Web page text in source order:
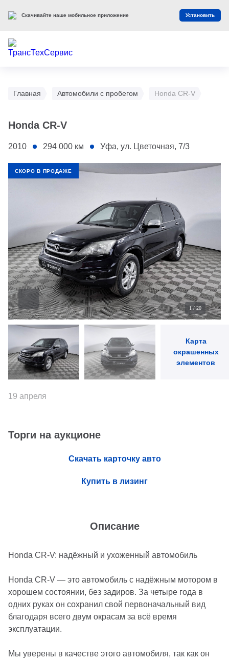
Главная Автомобили с пробегом Honda CR-V
Honda CR-V
2010 294 000 км Уфа, ул. Цветочная, 7/3
СКОРО В ПРОДАЖЕ
1 /20
Карта
окрашенных
элементов
Описание
Honda CR-V: надёжный и ухоженный автомобиль
Honda CR-V — это автомобиль с надёжным мотором в
хорошем состоянии, без задиров. За четыре года в
одних руках он сохранил свой первоначальный вид
благодаря всего двум окрасам за всё время
эксплуатации.
Мы уверены в качестве этого автомобиля, так как он
19 апреля
Торги на аукционе
Скачать карточку авто
Купить в лизинг
Скачивайте наше мобильное приложение Установить